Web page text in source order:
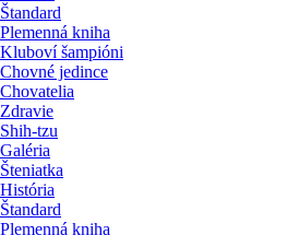
Štandard
Plemenná kniha
Kluboví šampióni
Chovné jedince
Chovatelia
Zdravie
Shih-tzu
Galéria
Šteniatka
História
Štandard
Plemenná kniha